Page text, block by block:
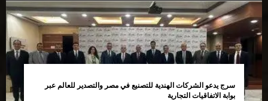
سرج يدعو الشركات الهندية للتصنيع في مصر والتصدير للعالم عبر
بوابة الاتفاقيات التجارية